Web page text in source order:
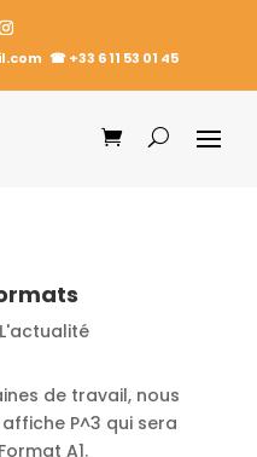
☎︎+33 6 11 53 01 45
L'actualité
de travail, nous
P^3 qui sera
A1.